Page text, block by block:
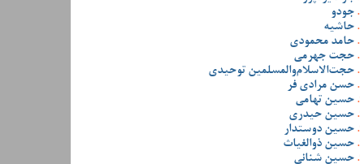
جودو
حاشیه
حامد محمودی
حجت جهرمی
حجت‌الاسلام‌والمسلمین توحیدی
حسن مرادی فر
حسین تهامی
حسین حیدری
حسین دوستدار
حسین ذوالغیاث
حسین شنانی